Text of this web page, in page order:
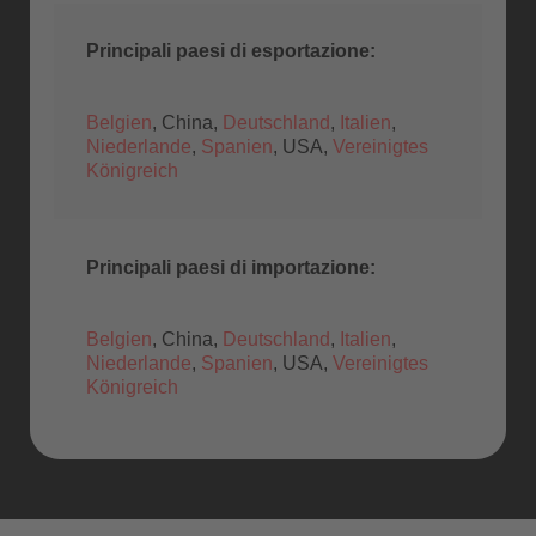
Principali paesi di esportazione:
Belgien, China, Deutschland , Italien,
Niederlande, Spanien, USA,Vereinigtes
Königreich
Principali paesi di importazione:
Belgien, China, Deutschland , Italien,
Niederlande, Spanien, USA,Vereinigtes
Königreich